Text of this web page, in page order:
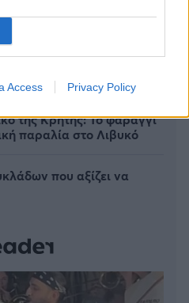
Access Privacy Policy
μαγευτικοί προορισμοί
της Κρήτης: Το φαράγγι
παραλία στο Λιβυκό
που αξίζει να